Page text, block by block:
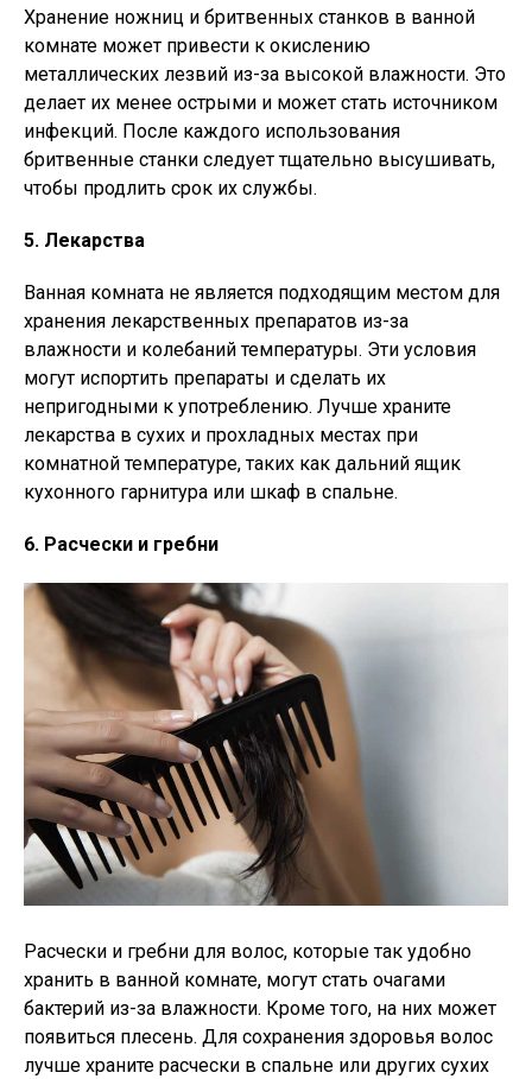
Хранение ножниц и бритвенных станков в ванной
комнате может привести к окислению
металлических лезвий из-за высокой влажности. Это
делает их менее острыми и может стать источником
инфекций. После каждого использования
бритвенные станки следует тщательно высушивать,
чтобы продлить срок их службы.
5. Лекарства
Ванная комната не является подходящим местом для
хранения лекарственных препаратов из-за
влажности и колебаний температуры. Эти условия
могут испортить препараты и сделать их
непригодными к употреблению. Лучше храните
лекарства в сухих и прохладных местах при
комнатной температуре, таких как дальний ящик
кухонного гарнитура или шкаф в спальне.
6. Расчески и гребни
Расчески и гребни для волос, которые так удобно
хранить в ванной комнате, могут стать очагами
бактерий из-за влажности. Кроме того, на них может
появиться плесень. Для сохранения здоровья волос
лучше храните расчески в спальне или других сухих